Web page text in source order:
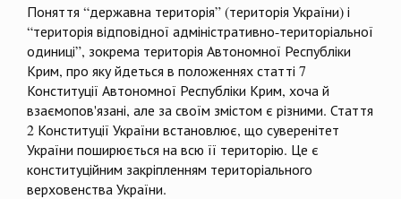
Поняття “державна територія” (територія України) і
“територія відповідної адміністративно-територіальної
одиниці”, зокрема територія Автономної Республіки
Крим, про яку йдеться в положеннях статті 7
Конституції Автономної Республіки Крим, хоча й
взаємопов'язані, але за своїм змістом є різними. Стаття
2 Конституції України встановлює, що суверенітет
України поширюється на всю її територію. Це є
конституційним закріпленням територіального
верховенства України.